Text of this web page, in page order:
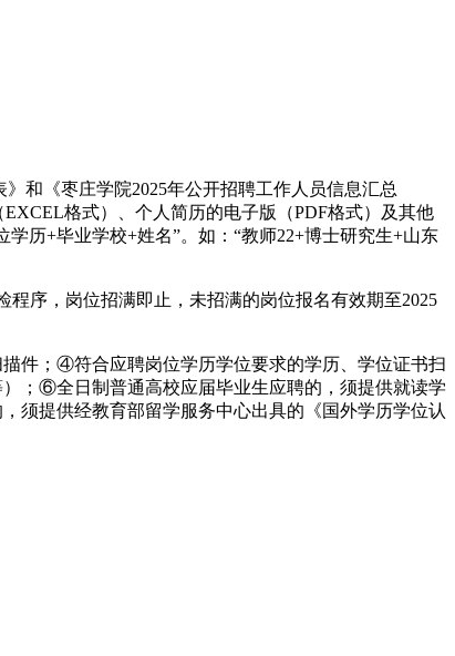
和《枣庄学院2025年公开招聘工作人员信息汇总
格式）、个人简历的电子版（PDF格式）及其他
历+毕业学校+姓名”。如：“教师22+博士研究生+山东
序，岗位招满即止，未招满的岗位报名有效期至2025
件；④符合应聘岗位学历学位要求的学历、学位证书扫
；⑥全日制普通高校应届毕业生应聘的，须提供就读学
须提供经教育部留学服务中心出具的《国外学历学位认